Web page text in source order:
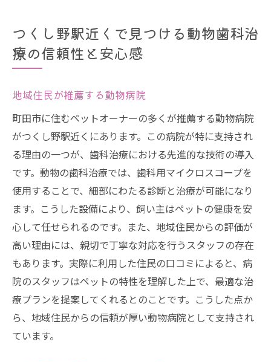
つくし野駅近くで見つける動物歯科治
療の信頼性と安心感
地域住民が推薦する動物病院
町田市に住むペットオーナーの多くが推薦する動物病院
がつくし野駅近くにあります。この病院が特に支持され
る理由の一つが、歯科治療における先進的な技術の導入
です。動物の歯科治療では、歯科用マイクロスコープを
使用することで、細部にわたる診断と治療が可能になり
ます。こうした設備により、飼い主はペットの健康を安
心して任せられるのです。また、地域住民からの評価が
高い理由には、親切で丁寧な対応を行うスタッフの存在
もあります。実際に利用した住民の口コミによると、病
院のスタッフはペットの特性を理解した上で、最適な治
療プランを提案してくれるとのことです。こうした点か
ら、地域住民からの信頼が厚い動物病院として支持され
ています。